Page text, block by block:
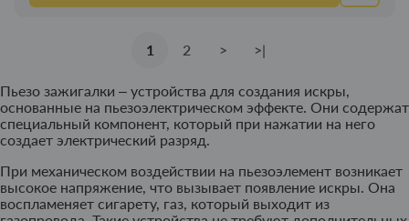
1 2 > >|
Пьезо зажигалки – устройства для создания искры,
основанные на пьезоэлектрическом эффекте. Они содержат
специальный компонент, который при нажатии на него
создает электрический разряд.
При механическом воздействии на пьезоэлемент возникает
высокое напряжение, что вызывает появление искры. Она
воспламеняет сигарету, газ, который выходит из